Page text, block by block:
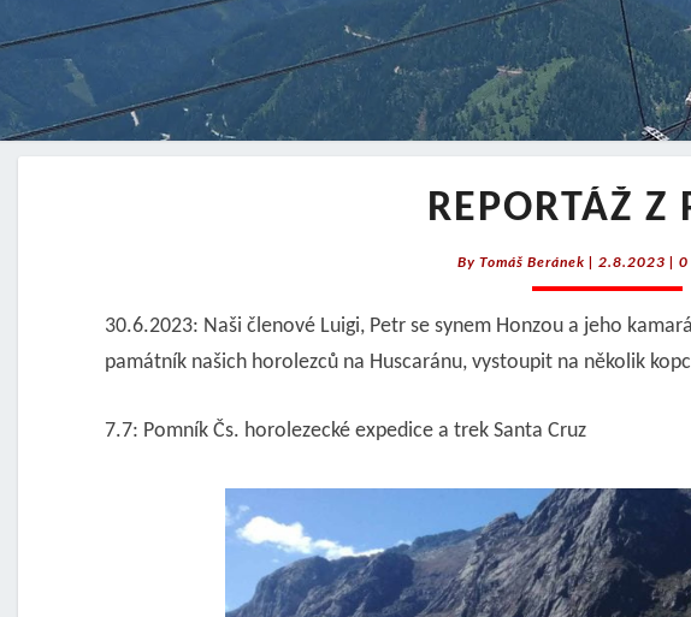
Z
REPORTÁŽ Z
By Tomáš Beránek | 2.8.2023 | 0
30.6.2023: Naši členové Luigi, Petr se synem Honzou a jeho
památník našich horolezců na Huscaránu, vystoupit na několik
7.7: Pomník Čs. horolezecké expedice a trek Santa Cruz